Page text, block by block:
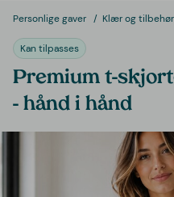
Personlige gaver Klær og tilbehør
Kan tilpasses
Premium t-
- hånd i hånd